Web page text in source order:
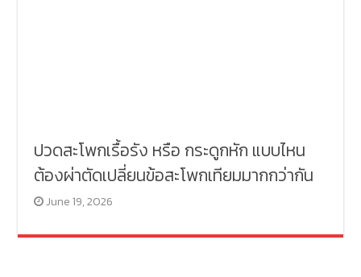
ปวดสะโพกเรื้อรัง หรือ กระดูกหัก แบบไหน
ต้องผ่าตัดเปลี่ยนข้อสะโพกเทียมมากกว่ากัน
June 19, 2026